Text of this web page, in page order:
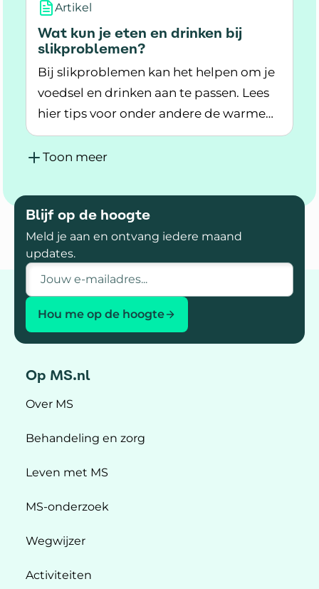
Artikel
Wat kun je eten en drinken bij
slikproblemen?
Bij slikproblemen kan het helpen om je
voedsel en drinken aan te passen. Lees
hier tips voor onder andere de warme
maaltijd en de broodmaaltijd.
Lees meer over Wat kun je eten en drinken bij
Toon meer
Blijf op de hoogte
Meld je aan en ontvang iedere maand
updates.
E-mailadres
Hou me op de hoogte
Op MS.nl
Over MS
Behandeling en zorg
Leven met MS
MS-onderzoek
Wegwijzer
Activiteiten